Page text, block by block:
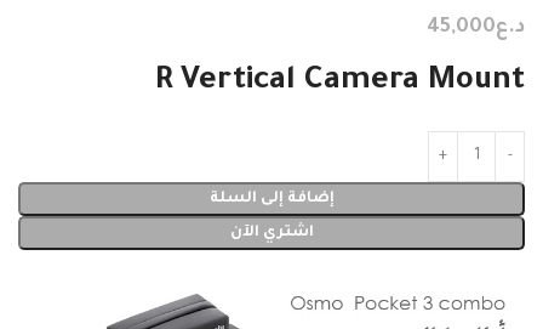
د.ع45,000
R Vertical Camera Mount
إضافة إلى السلة
اشتري الآن